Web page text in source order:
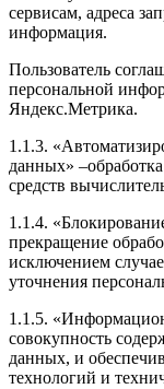
сервисам, адреса
информация.
Пользователь
персональной
Яндекс.Метрика.
1.1.3.
данных»
средств
1.1.4.
прекращение
исключением
уточнения
1.1.5.
совокупность
данных, и
технологий и